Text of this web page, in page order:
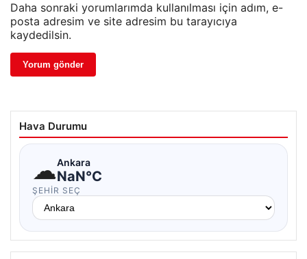
Daha sonraki yorumlarımda kullanılması için adım, e-
posta adresim ve site adresim bu tarayıcıya
kaydedilsin.
Hava Durumu
☁Ankara
NaN°C
ŞEHIR SEÇ